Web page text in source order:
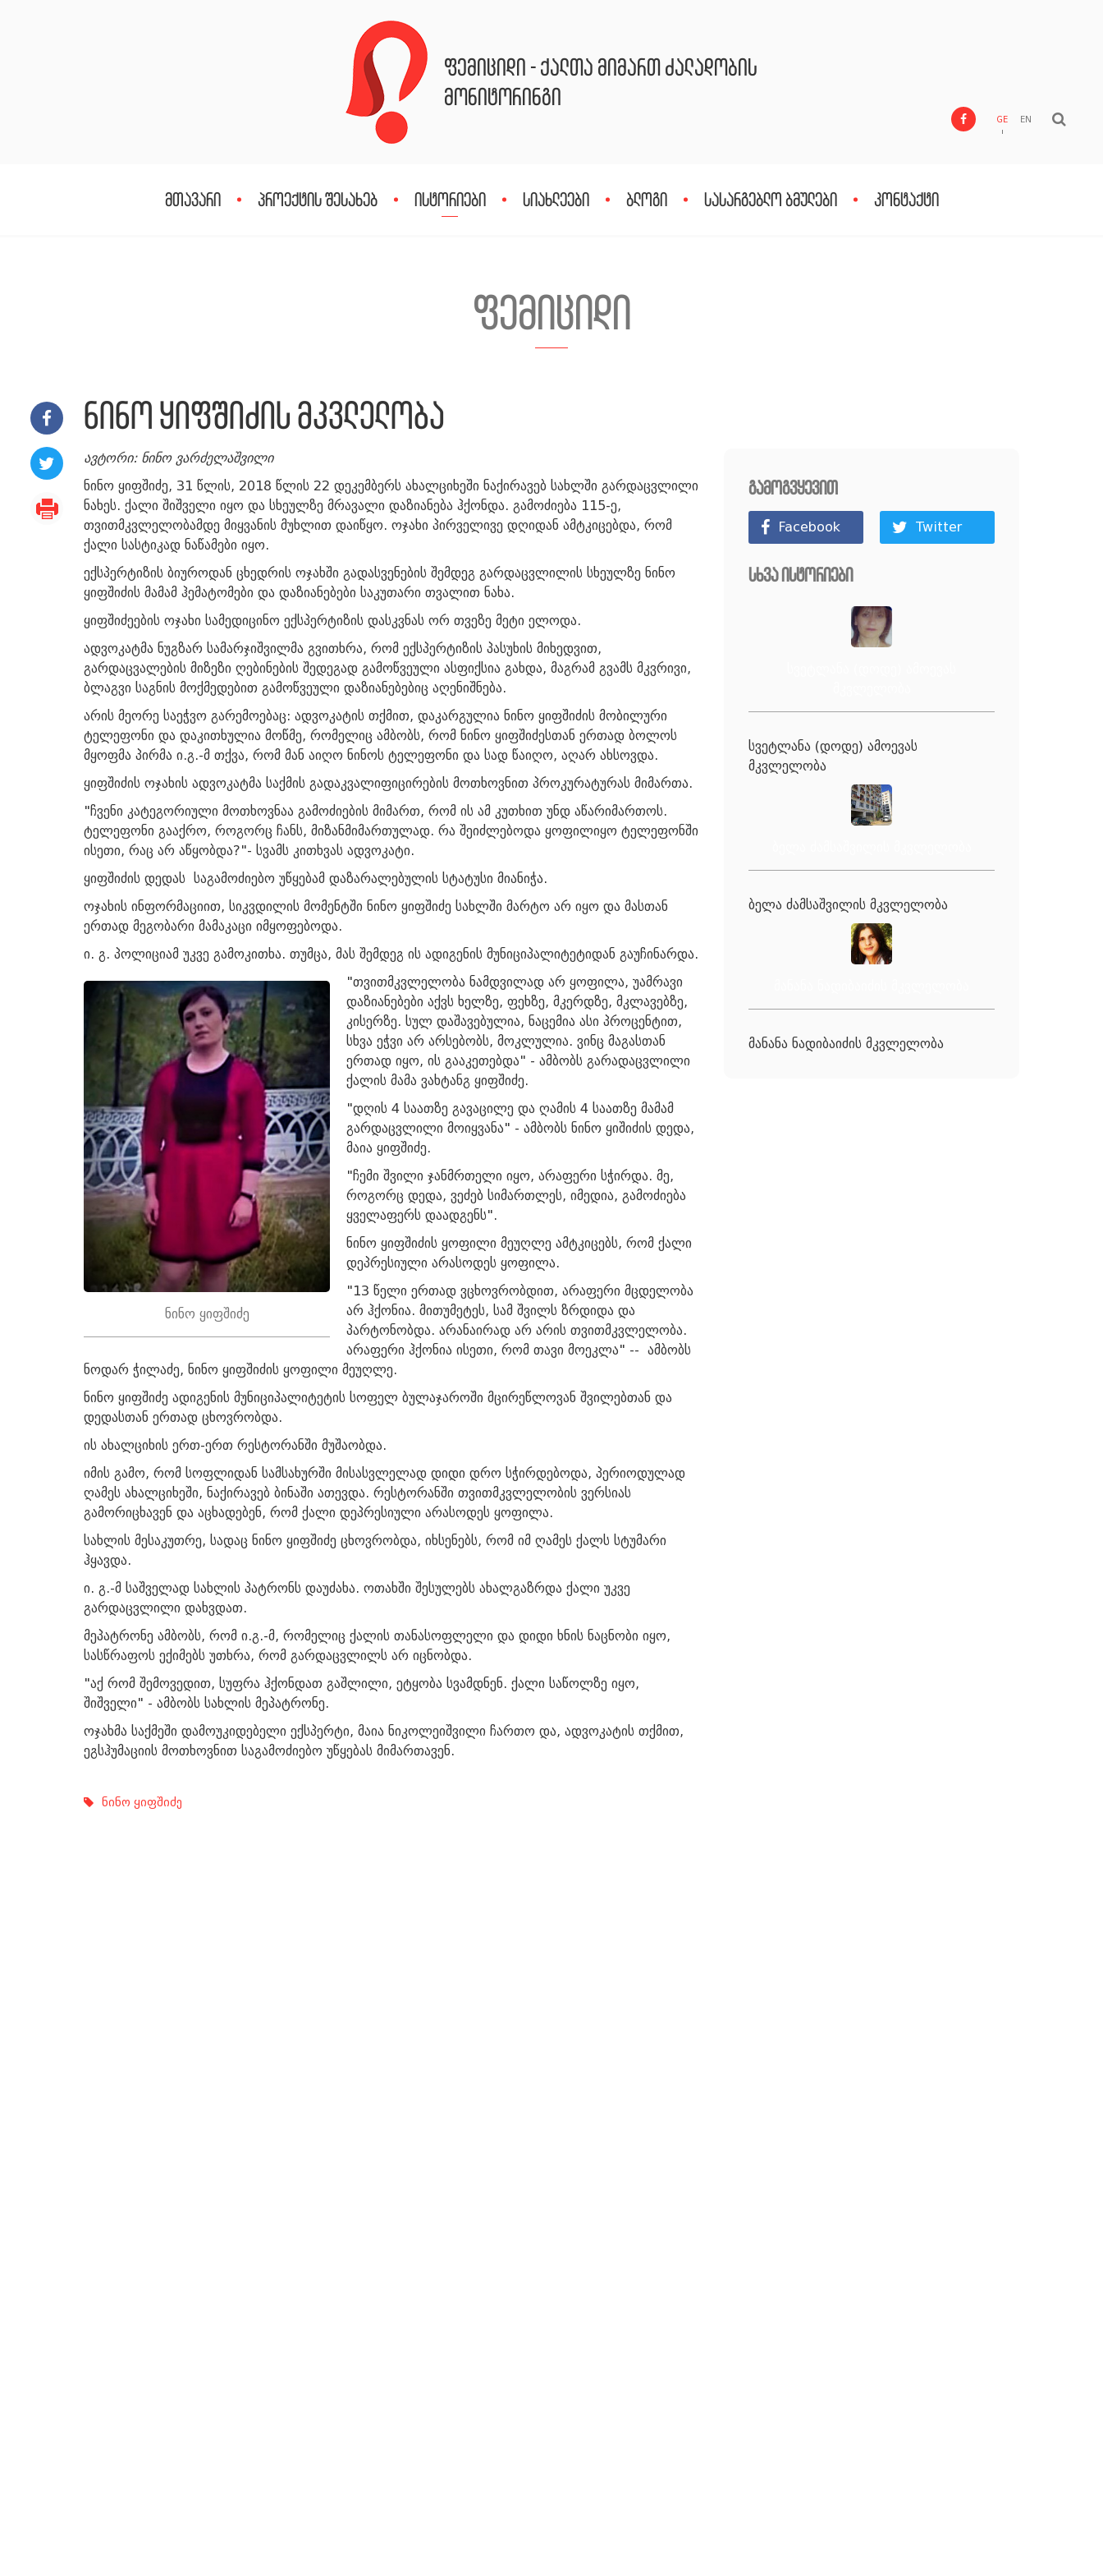
ფემიციდი - ქალთა მიმართ ძალადობის
მონიტორინგი
GE EN
მთავარი პროექტის შესახებ ისტორიები სიახლეები ბლოგი სასარგებლო ბმულები კონტაქტი
ფემიციდი
ნინო ყიფშიძის მკვლელობა
ავტორი: ნინო ვარძელაშვილი
ნინო ყიფშიძე, 31 წლის, 2018 წლის 22 დეკემბერს ახალციხეში ნაქირავებ სახლში გარდაცვლილი
ნახეს. ქალი შიშველი იყო და სხეულზე მრავალი დაზიანება ჰქონდა. გამოძიება 115-ე,
თვითმკვლელობამდე მიყვანის მუხლით დაიწყო. ოჯახი პირველივე დღიდან ამტკიცებდა, რომ
ქალი სასტიკად ნაწამები იყო.
ექსპერტიზის ბიუროდან ცხედრის ოჯახში გადასვენების შემდეგ გარდაცვლილის სხეულზე ნინო
ყიფშიძის მამამ ჰემატომები და დაზიანებები საკუთარი თვალით ნახა.
ყიფშიძეების ოჯახი სამედიცინო ექსპერტიზის დასკვნას ორ თვეზე მეტი ელოდა.
ადვოკატმა ნუგზარ სამარჯიშვილმა გვითხრა, რომ ექსპერტიზის პასუხის მიხედვით,
გარდაცვალების მიზეზი ღებინების შედეგად გამოწვეული ასფიქსია გახდა, მაგრამ გვამს მკვრივი,
ბლაგვი საგნის მოქმედებით გამოწვეული დაზიანებებიც აღენიშნება.
არის მეორე საეჭვო გარემოებაც: ადვოკატის თქმით, დაკარგულია ნინო ყიფშიძის მობილური
ტელეფონი და დაკითხულია მოწმე, რომელიც ამბობს, რომ ნინო ყიფშიძესთან ერთად ბოლოს
მყოფმა პირმა ი.გ.-მ თქვა, რომ მან აიღო ნინოს ტელეფონი და სად წაიღო, აღარ ახსოვდა.
ყიფშიძის ოჯახის ადვოკატმა საქმის გადაკვალიფიცირების მოთხოვნით პროკურატურას მიმართა.
"ჩვენი კატეგორიული მოთხოვნაა გამოძიების მიმართ, რომ ის ამ კუთხით უნდ აწარიმართოს.
ტელეფონი გააქრო, როგორც ჩანს, მიზანმიმართულად. რა შეიძლებოდა ყოფილიყო ტელეფონში
ისეთი, რაც არ აწყობდა?"- სვამს კითხვას ადვოკატი.
ყიფშიძის დედას საგამოძიებო უწყებამ დაზარალებულის სტატუსი მიანიჭა.
ოჯახის ინფორმაციით, სიკვდილის მომენტში ნინო ყიფშიძე სახლში მარტო არ იყო და მასთან
ერთად მეგობარი მამაკაცი იმყოფებოდა.
ი. გ. პოლიციამ უკვე გამოკითხა. თუმცა, მას შემდეგ ის ადიგენის მუნიციპალიტეტიდან გაუჩინარდა.
ნინო ყიფშიძე
"თვითმკვლელობა ნამდვილად არ ყოფილა, უამრავი
დაზიანებები აქვს ხელზე, ფეხზე, მკერდზე, მკლავებზე,
კისერზე. სულ დაშავებულია, ნაცემია ასი პროცენტით,
სხვა ეჭვი არ არსებობს, მოკლულია. ვინც მაგასთან
ერთად იყო, ის გააკეთებდა" - ამბობს გარადაცვლილი
ქალის მამა ვახტანგ ყიფშიძე.
"დღის 4 საათზე გავაცილე და ღამის 4 საათზე მამამ
გარდაცვლილი მოიყვანა" - ამბობს ნინო ყიშიძის დედა,
მაია ყიფშიძე.
"ჩემი შვილი ჯანმრთელი იყო, არაფერი სჭირდა. მე,
როგორც დედა, ვეძებ სიმართლეს, იმედია, გამოძიება
ყველაფერს დაადგენს".
ნინო ყიფშიძის ყოფილი მეუღლე ამტკიცებს, რომ ქალი
დეპრესიული არასოდეს ყოფილა.
"13 წელი ერთად ვცხოვრობდით, არაფერი მცდელობა
არ ჰქონია. მითუმეტეს, სამ შვილს ზრდიდა და
პარტონობდა. არანაირად არ არის თვითმკვლელობა.
არაფერი ჰქონია ისეთი, რომ თავი მოეკლა" -- ამბობს
ნოდარ ჭილაძე, ნინო ყიფშიძის ყოფილი მეუღლე.
ნინო ყიფშიძე ადიგენის მუნიციპალიტეტის სოფელ ბულაჯაროში მცირეწლოვან შვილებთან და
დედასთან ერთად ცხოვრობდა.
ის ახალციხის ერთ-ერთ რესტორანში მუშაობდა.
იმის გამო, რომ სოფლიდან სამსახურში მისასვლელად დიდი დრო სჭირდებოდა, პერიოდულად
ღამეს ახალციხეში, ნაქირავებ ბინაში ათევდა. რესტორანში თვითმკვლელობის ვერსიას
გამორიცხავენ და აცხადებენ, რომ ქალი დეპრესიული არასოდეს ყოფილა.
სახლის მესაკუთრე, სადაც ნინო ყიფშიძე ცხოვრობდა, იხსენებს, რომ იმ ღამეს ქალს სტუმარი
ჰყავდა.
ი. გ.-მ საშველად სახლის პატრონს დაუძახა. ოთახში შესულებს ახალგაზრდა ქალი უკვე
გარდაცვლილი დახვდათ.
მეპატრონე ამბობს, რომ ი.გ.-მ, რომელიც ქალის თანასოფლელი და დიდი ხნის ნაცნობი იყო,
სასწრაფოს ექიმებს უთხრა, რომ გარდაცვლილს არ იცნობდა.
"აქ რომ შემოვედით, სუფრა ჰქონდათ გაშლილი, ეტყობა სვამდნენ. ქალი საწოლზე იყო,
შიშველი" - ამბობს სახლის მეპატრონე.
ოჯახმა საქმეში დამოუკიდებელი ექსპერტი, მაია ნიკოლეიშვილი ჩართო და, ადვოკატის თქმით,
ეგსჰუმაციის მოთხოვნით საგამოძიებო უწყებას მიმართავენ.
გამოგვყევით
Facebook Twitter
სხვა ისტორიები
სვეტლანა (დოდე) ამოევას
მკვლელობა
ბელა ძამსაშვილის მკვლელობა
მანანა ნადიბაიძის მკვლელობა
ნინო ყიფშიძე